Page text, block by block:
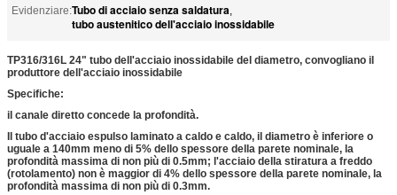
Evidenziare:Tubo di acciaio senza saldatura,
tubo austenitico dell'acciaio inossidabile
TP316/316L 24" tubo dell'acciaio inossidabile del diametro, convogliano il
produttore dell'acciaio inossidabile
Specifiche:
il canale diretto concede la profondità.
Il tubo d'acciaio espulso laminato a caldo e caldo, il diametro è inferiore o
uguale a 140mm meno di 5% dello spessore della parete nominale, la
profondità massima di non più di 0.5mm; l'acciaio della stiratura a freddo
(rotolamento) non è maggior di 4% dello spessore della parete nominale, la
profondità massima di non più di 0.3mm.